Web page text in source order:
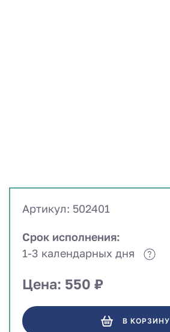
Артикул: 502401
Срок исполнения:
1-3 календарных дня
Цена: 550 ₽
В КОРЗИНУ